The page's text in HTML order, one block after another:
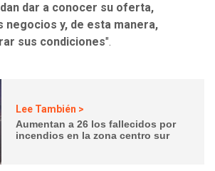
dar a conocer su oferta,
negocios y, de esta manera,
sus condiciones".
Lee También >
Aumentan a 26 los fallecidos por
incendios en la zona centro sur